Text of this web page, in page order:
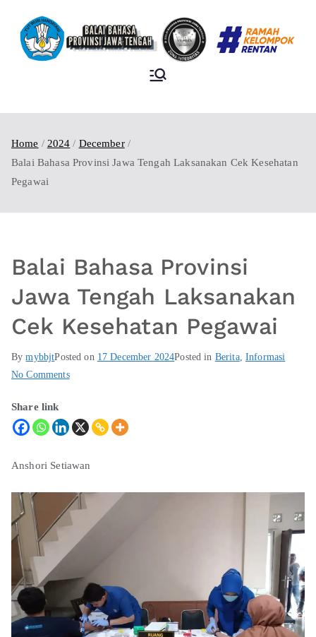
TENGAH
Home 2024
December
Balai Bahasa Provinsi Jawa Tengah Laksanakan Cek Kesehatan
Pegawai
Balai Bahasa Provinsi
Jawa Tengah Laksanakan
Cek Kesehatan Pegawai
BymybbjtPosted on 17 December 2024Posted in Berita,Informasi
No Comments
Share link
Anshori Setiawan